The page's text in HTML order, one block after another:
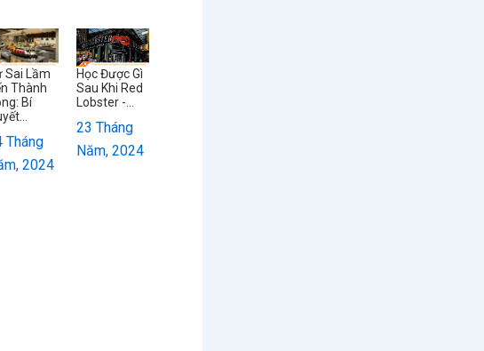
Sai Lầm
Thành
Bí
Tháng
2024
Học Được Gì
Sau Khi Red
Lobster -...
23 Tháng
Năm, 2024